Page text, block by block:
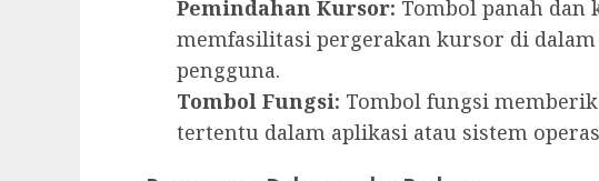
Pemindahan Kursor: Tombol panah dan
memfasilitasi pergerakan kursor di
pengguna.
Tombol Fungsi: Tombol fungsi
tertentu dalam aplikasi atau sistem